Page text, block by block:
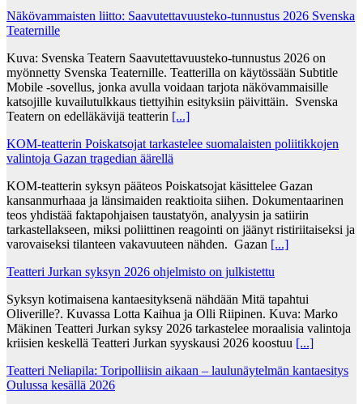
Näkövammaisten liitto: Saavutettavuusteko-tunnustus 2026 Svenska
Teaternille
Kuva: Svenska Teatern Saavutettavuusteko-tunnustus 2026 on
myönnetty Svenska Teaternille. Teatterilla on käytössään Subtitle
Mobile -sovellus, jonka avulla voidaan tarjota näkövammaisille
katsojille kuvailutulkkaus tiettyihin esityksiin päivittäin. Svenska
Teatern on edelläkävijä teatterin [...]
KOM-teatterin Poiskatsojat tarkastelee suomalaisten poliitikkojen
valintoja Gazan tragedian äärellä
KOM-teatterin syksyn pääteos Poiskatsojat käsittelee Gazan
kansanmurhaaa ja länsimaiden reaktioita siihen. Dokumentaarinen
teos yhdistää faktapohjaisen taustatyön, analyysin ja satiirin
tarkastellakseen, miksi poliittinen reagointi on jäänyt ristiriitaiseksi ja
varovaiseksi tilanteen vakavuuteen nähden. Gazan [...]
Teatteri Jurkan syksyn 2026 ohjelmisto on julkistettu
Syksyn kotimaisena kantaesityksenä nähdään Mitä tapahtui
Oliverille?. Kuvassa Lotta Kaihua ja Olli Riipinen. Kuva: Marko
Mäkinen Teatteri Jurkan syksy 2026 tarkastelee moraalisia valintoja
kriisien keskellä Teatteri Jurkan syyskausi 2026 koostuu [...]
Teatteri Neliapila: Toripolliisin aikaan – laulunäytelmän kantaesitys
Oulussa kesällä 2026